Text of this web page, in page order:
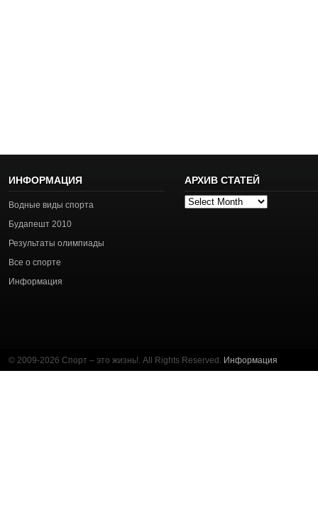
ИНФОРМАЦИЯ
Водные виды спорта
Будапешт 2010
Результаты олимпиады
Все о спорте
Информация
АРХИВ СТАТЕЙ
Архив
© 2009-2026 Спорт – это жизнь!. All Rights Reserved. Информация